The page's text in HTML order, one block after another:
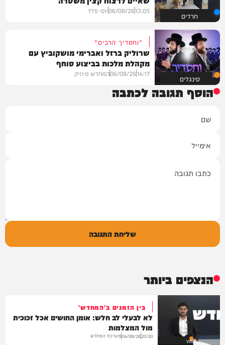
חרדים 13:05
06/08/26יוסי פלד
סינגלים
"וחסדיך הרבים"
שרוליק ברזל ואברימי מושקוביץ עם
מקהלת מלכות בביצוע סוחף
14:17
06/08/26המחדש מיוזיק
הוסף תגובה לכתבה
שליחת התגובה
הנצפים ביותר
VOD
בין הזמנים ב'המחדש'
לא לבעלי לב חלש: אומן החושים אכל זכוכית
מול המצלמות
20:00
04/08/26מערכת המחדש